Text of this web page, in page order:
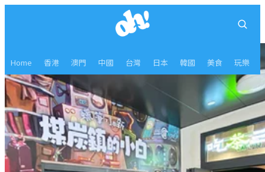
Home 香港 澳門 中國 台灣 日本 韓國 美食 玩樂